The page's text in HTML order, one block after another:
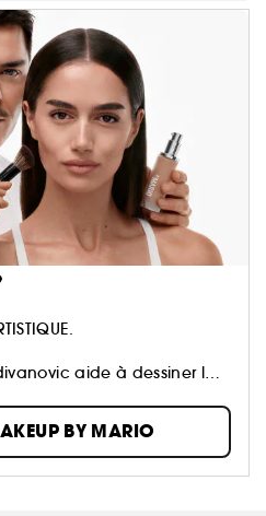
aide à dessiner la
la beauté naturelle d'un
médias sociaux en
s'est construit une
enseigné et popularisé
de maquillage les plus
BY MARIO